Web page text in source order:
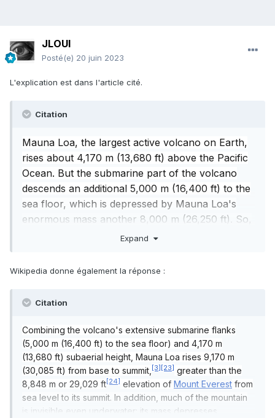
JLOUI
Posté(e) 20 juin 2023
L'explication est dans l'article cité.
Citation
Mauna Loa, the largest active volcano on Earth,
rises about 4,170 m (13,680 ft) above the Pacific
Ocean. But the submarine part of the volcano
descends an additional 5,000 m (16,400 ft) to the
sea floor, which is depressed by Mauna Loa's
enormous mass another 8,000 m (26,250 ft). So,
from its base to its summit, Mauna Loa is more
Expand
Wikipedia donne également la réponse :
Citation
Combining the volcano's extensive submarine flanks
(5,000 m (16,400 ft) to the sea floor) and 4,170 m
(13,680 ft) subaerial height, Mauna Loa rises 9,170 m
(30,085 ft) from base to summit, [3] [23] greater than the
8,848 m or 29,029 ft[24] elevation of Mount Everest from
sea level to its summit. In addition, much of the mountain
is invisible even underwater: its mass depresses